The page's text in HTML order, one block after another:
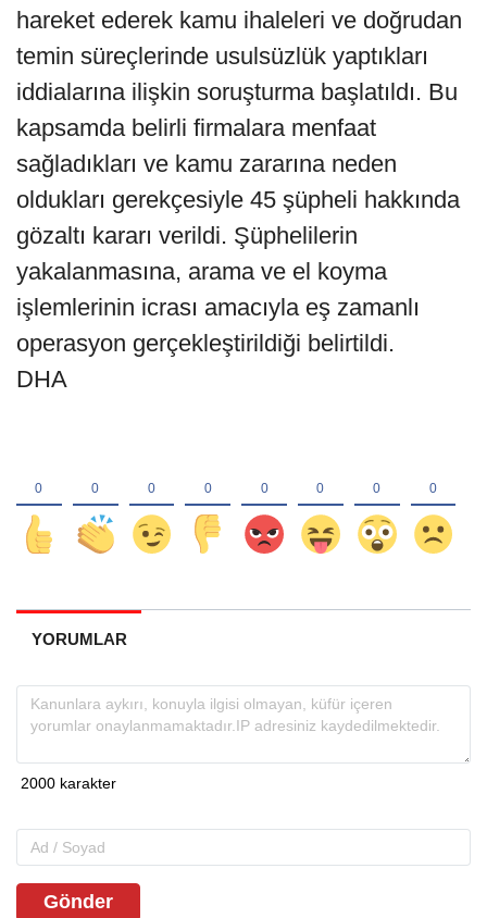
hareket ederek kamu ihaleleri ve doğrudan
temin süreçlerinde usulsüzlük yaptıkları
iddialarına ilişkin soruşturma başlatıldı. Bu
kapsamda belirli firmalara menfaat
sağladıkları ve kamu zararına neden
oldukları gerekçesiyle 45 şüpheli hakkında
gözaltı kararı verildi. Şüphelilerin
yakalanmasına, arama ve el koyma
işlemlerinin icrası amacıyla eş zamanlı
operasyon gerçekleştirildiği belirtildi.
DHA
YORUMLAR
Gönder